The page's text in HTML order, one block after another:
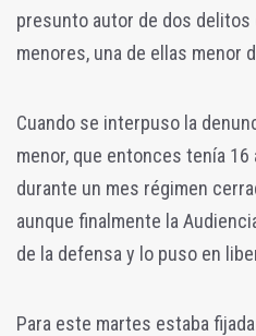
presunto autor de dos delitos
menores, una de ellas menor
Cuando se interpuso la
menor, que entonces tenía
durante un mes régimen
aunque finalmente la
de la defensa y lo puso en
Para este martes estaba